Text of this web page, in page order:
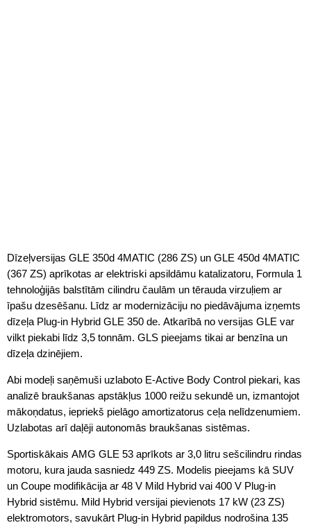
Dīzeļversijas GLE 350d 4MATIC (286 ZS) un GLE 450d 4MATIC
(367 ZS) aprīkotas ar elektriski apsildāmu katalizatoru, Formula 1
tehnoloģijās balstītām cilindru čaulām un tērauda virzuļiem ar
īpašu dzesēšanu. Līdz ar modernizāciju no piedāvājuma izņemts
dīzeļa Plug-in Hybrid GLE 350 de. Atkarībā no versijas GLE var
vilkt piekabi līdz 3,5 tonnām. GLS pieejams tikai ar benzīna un
dīzeļa dzinējiem.
Abi modeļi saņēmuši uzlaboto E-Active Body Control piekari, kas
analizē braukšanas apstākļus 1000 reižu sekundē un, izmantojot
mākoņdatus, iepriekš pielāgo amortizatorus ceļa nelīdzenumiem.
Uzlabotas arī daļēji autonomās braukšanas sistēmas.
Sportiskākais AMG GLE 53 aprīkots ar 3,0 litru sešcilindru rindas
motoru, kura jauda sasniedz 449 ZS. Modelis pieejams kā SUV
un Coupe modifikācija ar 48 V Mild Hybrid vai 400 V Plug-in
Hybrid sistēmu. Mild Hybrid versijai pievienots 17 kW (23 ZS)
elektromotors, savukārt Plug-in Hybrid papildus nodrošina 135